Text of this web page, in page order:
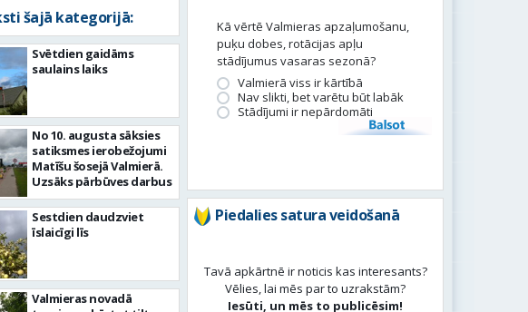
šajā kategorijā:
Svētdien gaidāms
saulains laiks
No 10. augusta sāksies
satiksmes ierobežojumi
Matīšu šosejā Valmierā.
Uzsāks pārbūves darbus
Sestdien daudzviet
īslaicīgi līs
Valmieras novadā
Kā vērtē Valmieras apzaļumošanu,
puķu dobes, rotācijas apļu
stādījumus vasaras sezonā?
Valmierā viss ir kārtībā
Nav slikti, bet varētu būt labāk
Stādījumi ir nepārdomāti
Balsot
Piedalies satura veidošanā
Tavā apkārtnē ir noticis kas interesants?
Vēlies, lai mēs par to uzrakstām?
Iesūti, un mēs to publicēsim!